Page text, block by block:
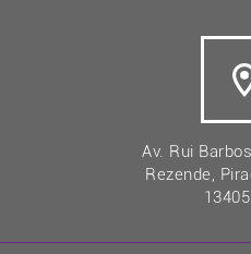
Av. Rui
Rezende,